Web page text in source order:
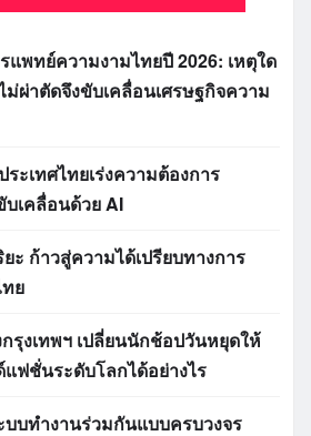
แพทย์ความงามไทยปี 2026: เหตุใด
ม่ผ่าตัดจึงขับเคลื่อนเศรษฐกิจความ
ะเทศไทยเร่งความต้องการ
เคลื่อนด้วย AI
ะ ก้าวสู่ความได้เปรียบทางการ
ย
รุงเทพฯ เปลี่ยนนักช้อปวันหยุดให้
แฟชั่นระดับโลกได้อย่างไร
บบทำงานร่วมกันแบบครบวงจร